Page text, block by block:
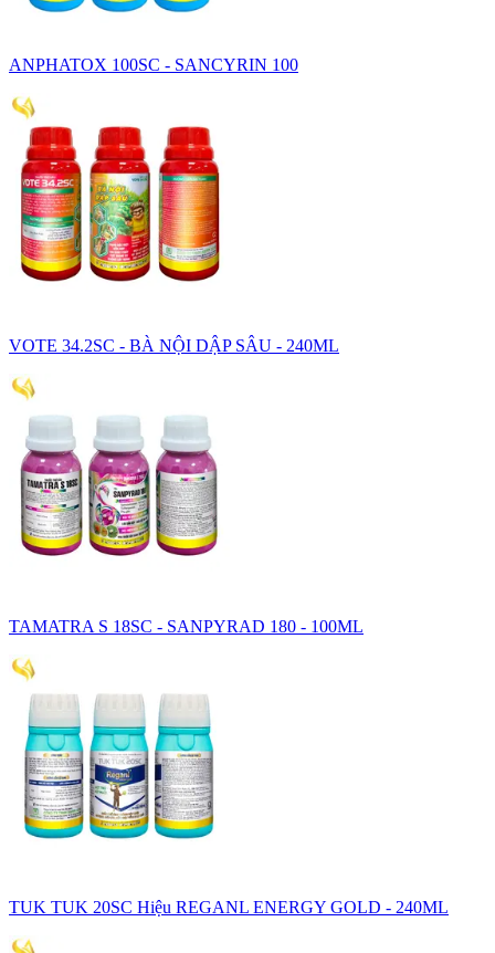
ANPHATOX 100SC - SANCYRIN 100
VOTE 34.2SC - BÀ NỘI DẬP SÂU - 240ML
TAMATRA S 18SC - SANPYRAD 180 - 100ML
TUK TUK 20SC Hiệu REGANL ENERGY GOLD - 240ML